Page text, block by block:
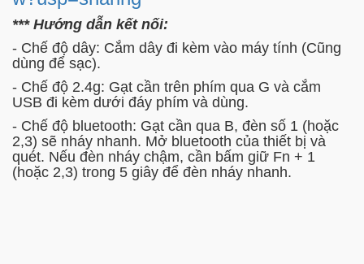
*** Hướng dẫn kết nối:
- Chế độ dây: Cắm dây đi kèm vào máy tính (Cũng
dùng để sạc).
- Chế độ 2.4g: Gạt cần trên phím qua G và cắm
USB đi kèm dưới đáy phím và dùng.
- Chế độ bluetooth: Gạt cần qua B, đèn số 1 (hoặc
2,3) sẽ nháy nhanh. Mở bluetooth của thiết bị và
quét. Nếu đèn nháy chậm, cần bấm giữ Fn + 1
(hoặc 2,3) trong 5 giây để đèn nháy nhanh.